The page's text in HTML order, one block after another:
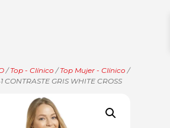
/Top - Clínico /Top Mujer - Clínico /
CONTRASTE GRIS WHITE CROSS